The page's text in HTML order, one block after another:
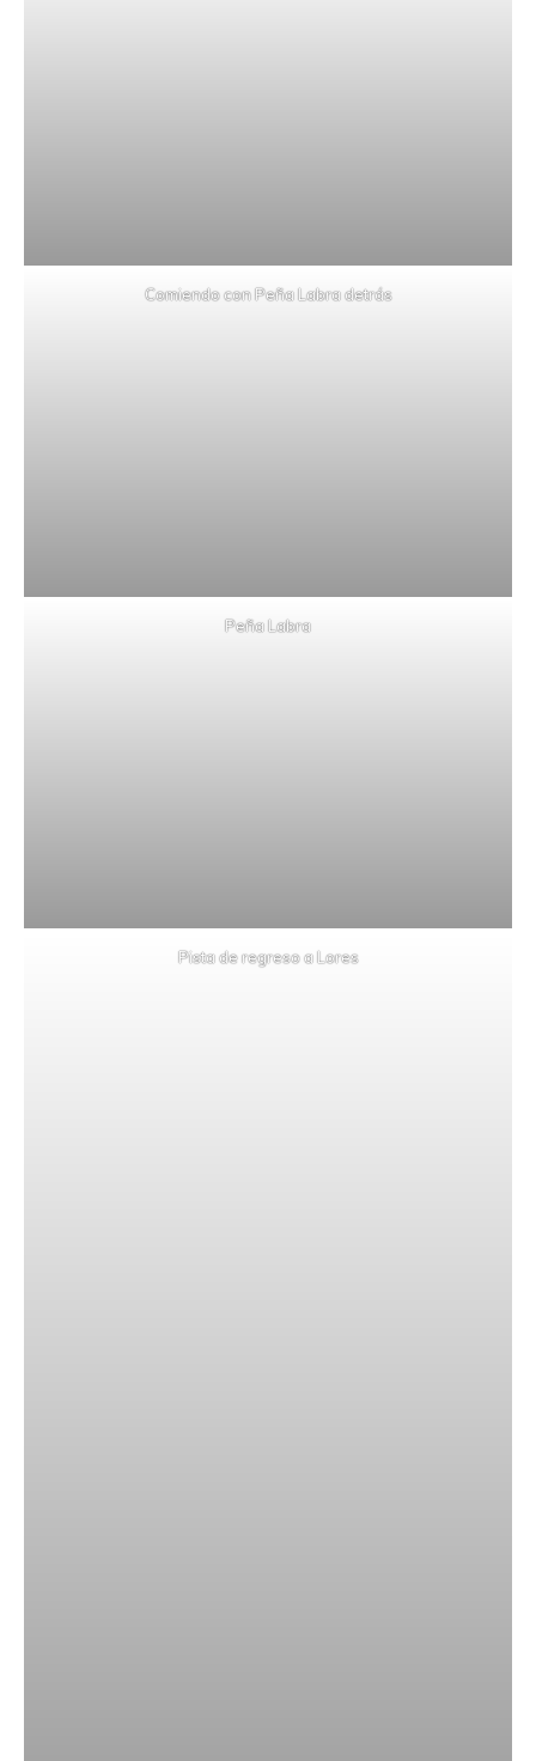
Comiendo con Peña Labra detrás
Peña Labra
Pista de regreso a Lores